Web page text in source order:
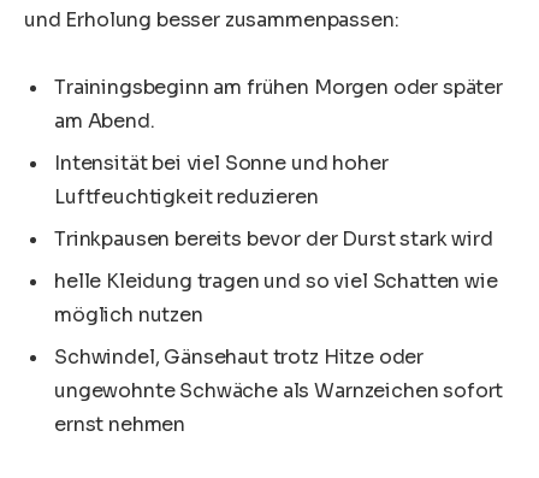
und Erholung besser zusammenpassen:
Trainingsbeginn am frühen Morgen oder später
am Abend.
Intensität bei viel Sonne und hoher
Luftfeuchtigkeit reduzieren
Trinkpausen bereits bevor der Durst stark wird
helle Kleidung tragen und so viel Schatten wie
möglich nutzen
Schwindel, Gänsehaut trotz Hitze oder
ungewohnte Schwäche als Warnzeichen sofort
ernst nehmen